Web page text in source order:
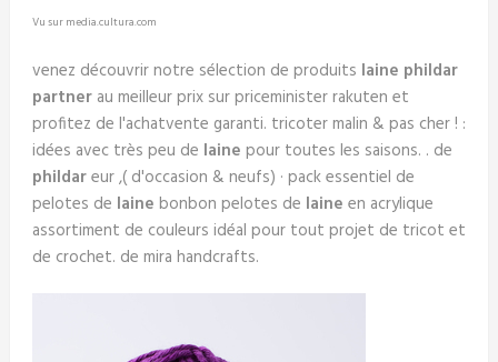
Vu sur media.cultura.com
venez découvrir notre sélection de produits laine phildar
partnerau meilleur prix sur priceminister rakuten et
profitez de l'achatvente garanti. tricoter malin & pas cher ! :
idées avec très peu de laine pour toutes les saisons. . de
phildareur ,( d'occasion & neufs) · pack essentiel de
pelotes de laine bonbon pelotes de laine en acrylique
assortiment de couleurs idéal pour tout projet de tricot et
de crochet. de mira handcrafts.